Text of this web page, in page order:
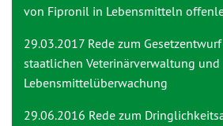
von Fipronil in Lebensmitteln
29.03.2017 Rede zum
staatlichen Veterinärverwaltung und
Lebensmittelüberwachung
29.06.2016 Rede zum